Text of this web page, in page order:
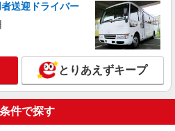
送迎ドライバー
とりあえずキープ
件で探す